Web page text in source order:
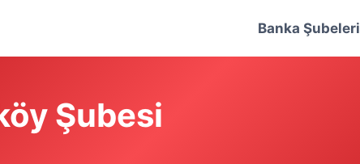
Banka Şubeleri
Şubesi